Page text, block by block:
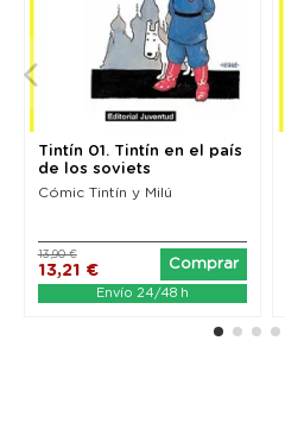
Tintín 01. Tintín en el país
de los soviets
Cómic Tintín y Milú
13,21 €
13,90 €
Comprar
Envío 24/48 h